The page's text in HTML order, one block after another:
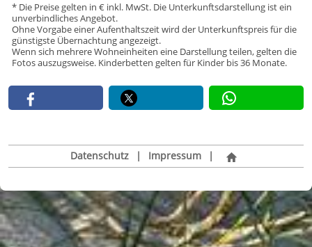
* Die Preise gelten in € inkl. MwSt. Die Unterkunftsdarstellung ist ein
unverbindliches Angebot.
Ohne Vorgabe einer Aufenthaltszeit wird der Unterkunftspreis für die
günstigste Übernachtung angezeigt.
Wenn sich mehrere Wohneinheiten eine Darstellung teilen, gelten die
Fotos auszugsweise. Kinderbetten gelten für Kinder bis 36 Monate.
Datenschutz | Impressum |